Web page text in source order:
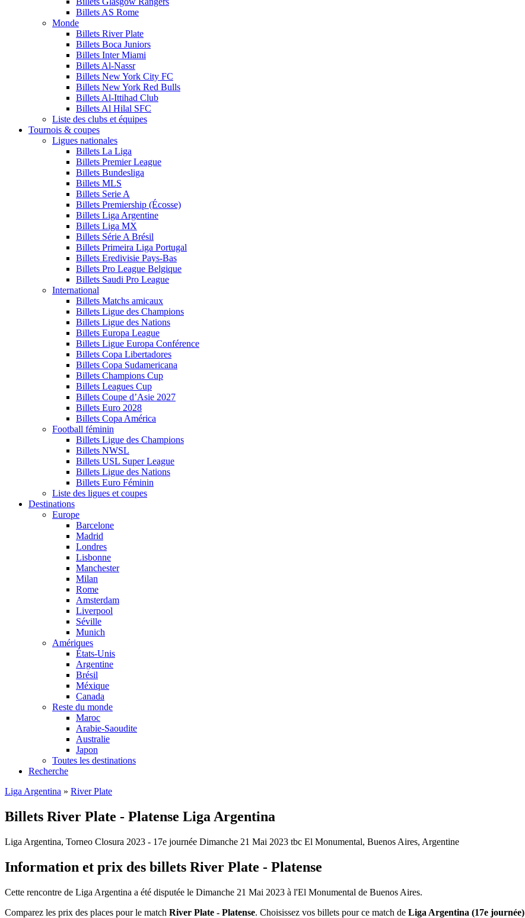
Billets AS Rome
Monde
Billets River Plate
Billets Boca Juniors
Billets Inter Miami
Billets Al-Nassr
Billets New York City FC
Billets New York Red Bulls
Billets Al-Ittihad Club
Billets Al Hilal SFC
Liste des clubs et équipes
Tournois & coupes
Ligues nationales
Billets La Liga
Billets Premier League
Billets Bundesliga
Billets MLS
Billets Serie A
Billets Premiership (Écosse)
Billets Liga Argentine
Billets Liga MX
Billets Série A Brésil
Billets Primeira Liga Portugal
Billets Eredivisie Pays-Bas
Billets Pro League Belgique
Billets Saudi Pro League
International
Billets Matchs amicaux
Billets Ligue des Champions
Billets Ligue des Nations
Billets Europa League
Billets Ligue Europa Conférence
Billets Copa Libertadores
Billets Copa Sudamericana
Billets Champions Cup
Billets Leagues Cup
Billets Coupe d’Asie 2027
Billets Euro 2028
Billets Copa América
Football féminin
Billets Ligue des Champions
Billets NWSL
Billets USL Super League
Billets Ligue des Nations
Billets Euro Féminin
Liste des ligues et coupes
Destinations
Europe
Barcelone
Madrid
Londres
Lisbonne
Manchester
Milan
Rome
Amsterdam
Liverpool
Séville
Munich
Amériques
États-Unis
Argentine
Brésil
Méxique
Canada
Reste du monde
Maroc
Arabie-Saoudite
Australie
Japon
Toutes les destinations
Recherche
Liga Argentina » River Plate
Billets River Plate - Platense Liga Argentina
Liga Argentina, Torneo Closura 2023 - 17e journée Dimanche 21 Mai 2023 tbc El Monumental, Buenos Aires, Argentine
Information et prix des billets River Plate - Platense
Cette rencontre de Liga Argentina a été disputée le Dimanche 21 Mai 2023 à l'El Monumental de Buenos Aires.
Comparez les prix des places pour le match River Plate - Platense. Choisissez vos billets pour ce match de Liga Argentina (17e journée)